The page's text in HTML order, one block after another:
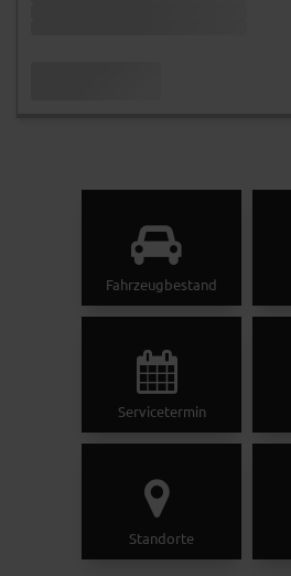
Fahrzeugbestand
Servicetermin
Standorte